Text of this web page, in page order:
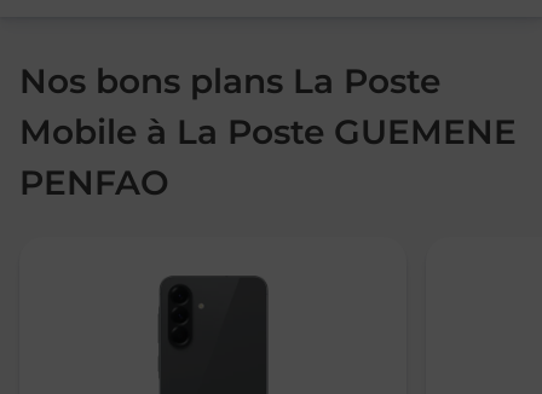
Nos bons plans La Poste
Mobile à La Poste GUEMENE
PENFAO